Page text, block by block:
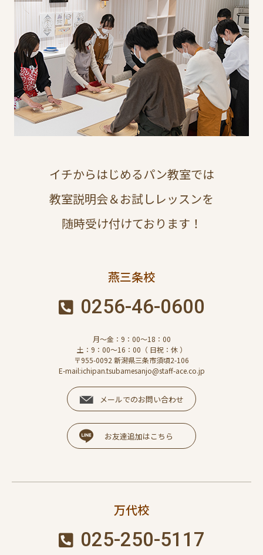
イチからはじめるパン教室では
教室説明会＆お試しレッスンを
随時受け付けております！
燕三条校
0256-46-0600
月～金：9：00～18：00
土：9：00～16：00（ 日祝：休 ）
〒955-0092 新潟県三条市須頃2-106
E-mail:ichipan.tsubamesanjo@staff-ace.co.jp
メールでのお問い合わせ
お友達追加はこちら
万代校
025-250-5117